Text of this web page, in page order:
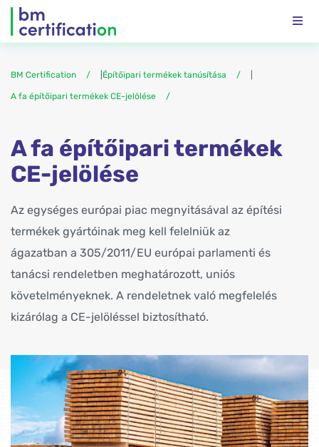
BM Certification Építőipari termékek tanúsítása
A fa építőipari termékek CE-jelölése
A fa építőipari termékek
CE-jelölése
Az egységes európai piac megnyitásával az építési
termékek gyártóinak meg kell felelniük az
ágazatban a 305/2011/EU európai parlamenti és
tanácsi rendeletben meghatározott, uniós
követelményeknek. A rendeletnek való megfelelés
kizárólag a CE-jelöléssel biztosítható.